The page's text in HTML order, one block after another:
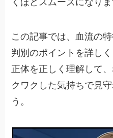
この記事では、血流の
判別のポイントを詳し
正体を正しく理解して
クワクした気持ちで見
う。